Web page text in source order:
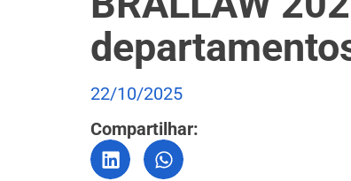
22/10/2025
Compartilhar: